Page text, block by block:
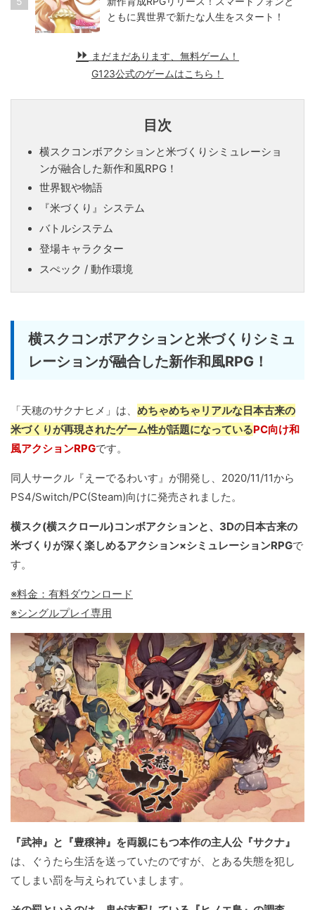
ともに異世界で新たな人生をスタート！
まだまだあります、無料ゲーム！
G123公式のゲームはこちら！
目次
横スクコンボアクションと米づくりシミュレーショ
ンが融合した新作和風RPG！
世界観や物語
『米づくり』システム
バトルシステム
登場キャラクター
スぺック / 動作環境
横スクコンボアクションと米づくりシミュ
レーションが融合した新作和風RPG！
「天穂のサクナヒメ」は、 めちゃめちゃリアルな日本古来の
米づくりが再現されたゲーム性が話題になっているPC向け和
風アクションRPGです。
同人サークル『えーでるわいす』が開発し、2020/11/11から
PS4/Switch/PC(Steam)向けに発売されました。
横スク(横スクロール)コンボアクションと、3Dの日本古来の
米づくりが深く楽しめるアクション×シミュレーションRPGで
す。
※料金：有料ダウンロード
※シングルプレイ専用
『武神』と『豊穣神』を両親にもつ本作の主人公『サクナ』
は、ぐうたら生活を送っていたのですが、とある失態を犯し
てしまい罰を与えられていまします。